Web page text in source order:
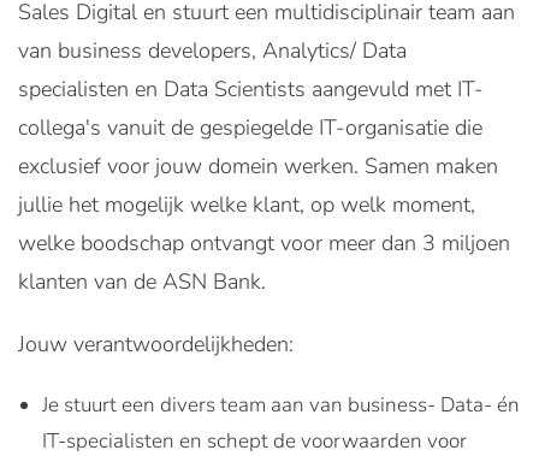
Sales Digital en stuurt een multidisciplinair team aan
van business developers, Analytics/ Data
specialisten en Data Scientists aangevuld met IT-
collega's vanuit de gespiegelde IT-organisatie die
exclusief voor jouw domein werken. Samen maken
jullie het mogelijk welke klant, op welk moment,
welke boodschap ontvangt voor meer dan 3 miljoen
klanten van de ASN Bank.
Jouw verantwoordelijkheden:
Je stuurt een divers team aan van business- Data- én
IT-specialisten en schept de voorwaarden voor